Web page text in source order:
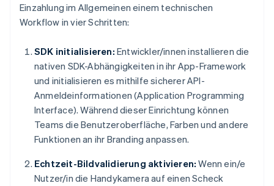
Einzahlung im Allgemeinen einem technischen
Workflow in vier Schritten:
SDK initialisieren: Entwickler/innen installieren die
nativen SDK-Abhängigkeiten in ihr App-Framework
und initialisieren es mithilfe sicherer API-
Anmeldeinformationen (Application Programming
Interface). Während dieser Einrichtung können
Teams die Benutzeroberfläche, Farben und andere
Funktionen an ihr Branding anpassen.
Echtzeit-Bildvalidierung aktivieren: Wenn ein/e
Nutzer/in die Handykamera auf einen Scheck